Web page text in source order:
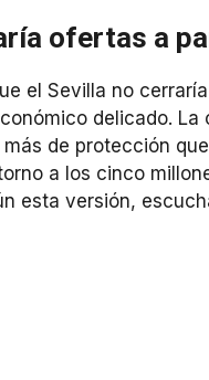
ofertas a
el Sevilla no
delicado.
de protección
a los cinco
esta versión,